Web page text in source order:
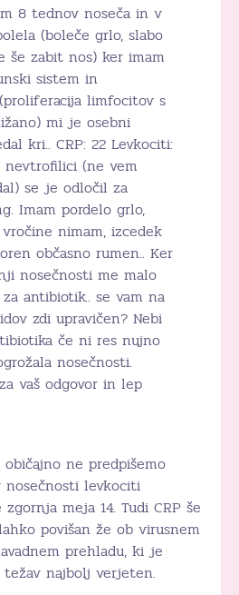
8 tednov noseča in v
(boleče grlo, slabo
še zabit nos) ker imam
sistem in
limfocitov s
mi je osebni
kri.. CRP: 22 Levkociti:
nevtrofilici (ne vem
se je odločil za
Imam pordelo grlo,
nimam, izcedek
občasno rumen.. Ker
nosečnosti me malo
antibiotik.. se vam na
zdi upravičen? Nebi
če ni res nujno
nosečnosti.
vaš odgovor in lep
ne predpišemo
levkociti
meja 14. Tudi CRP še
povišan že ob virusnem
prehladu, ki je
najbolj verjeten.